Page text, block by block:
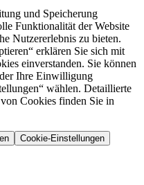
und Speicherung
Funktionalität der Website
Nutzererlebnis zu bieten.
erklären Sie sich mit
einverstanden. Sie können
Ihre Einwilligung
wählen. Detaillierte
Cookies finden Sie in
Cookie-Einstellungen